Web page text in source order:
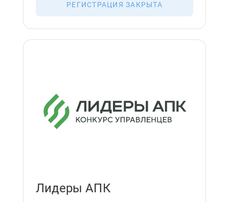
РЕГИСТРАЦИЯ ЗАКРЫТА
Лидеры АПК